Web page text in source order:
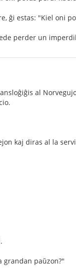
ĝi estas: "Kiel oni
perder un
al
kaj diras al la
grandan paŭzon?"